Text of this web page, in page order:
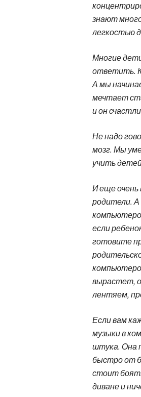
знают
легкостью
Многие
ответить.
А мы
мечтает
и он
Не надо
мозг. Мы
учить
И еще очень
родители. А
если
готовите
вырастет,
лентяем,
Если вам
музыки в
штука. Она
быстро от
стоит
диване и